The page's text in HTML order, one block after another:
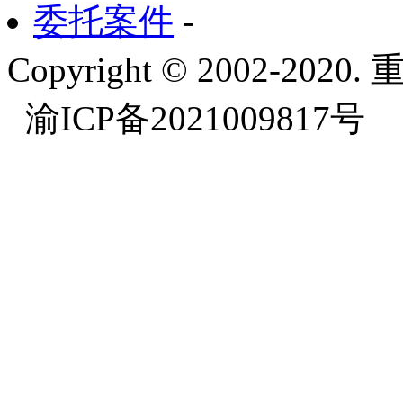
委托案件 -
Copyright © 2002-2020.
渝ICP备2021009817号